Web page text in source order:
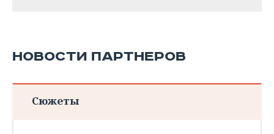
НОВОСТИ ПАРТНЕРОВ
Сюжеты